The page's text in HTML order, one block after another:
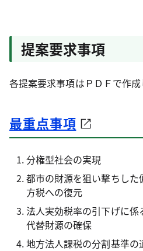
提案要求事項
各提案要求事項はＰＤＦで作
最重点事項
分権型社会の実現
都市の財源を狙い撃ちし
方税への復元
法人実効税率の引下げに
代替財源の確保
地方法人課税の分割基準の